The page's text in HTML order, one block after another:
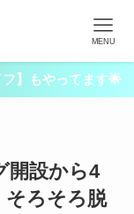
MENU
】もやってます🌟
開設から4
そろそろ脱